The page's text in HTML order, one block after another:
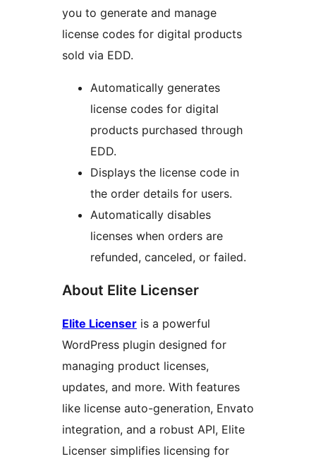
you to generate and manage
license codes for digital products
sold via EDD.
Automatically generates
license codes for digital
products purchased through
EDD.
Displays the license code in
the order details for users.
Automatically disables
licenses when orders are
refunded, canceled, or failed.
About Elite Licenser
Elite Licenser is a powerful
WordPress plugin designed for
managing product licenses,
updates, and more. With features
like license auto-generation, Envato
integration, and a robust API, Elite
Licenser simplifies licensing for